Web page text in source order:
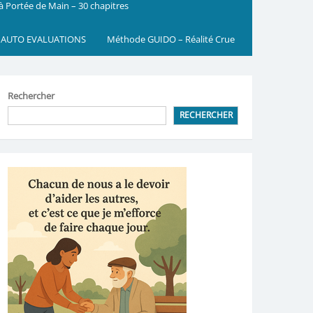
Portée de Main – 30 chapitres
AUTO EVALUATIONS Méthode GUIDO – Réalité Crue
Rechercher
RECHERCHER